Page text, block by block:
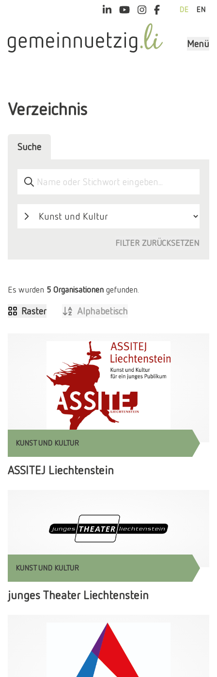
DE EN
Menü
Verzeichnis
Suche
FILTER ZURÜCKSETZEN
Es wurden 5 Organisationen gefunden.
Raster Alphabetisch
KUNST UND KULTUR
ASSITEJ Liechtenstein
KUNST UND KULTUR
junges Theater Liechtenstein